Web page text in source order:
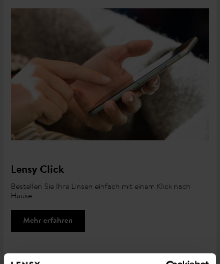
Lensy Click
Bestellen Sie Ihre Linsen einfach mit einem Klick nach
Hause.
Mehr erfahren